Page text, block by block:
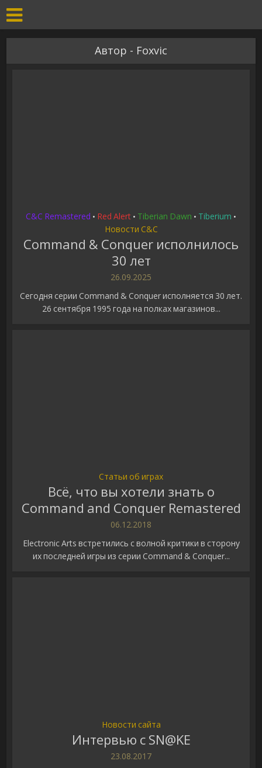
Автор - Foxvic
C&C Remastered • Red Alert • Tiberian Dawn • Tiberium •
Новости C&C
Command & Conquer исполнилось
30 лет
26.09.2025
Сегодня серии Command & Conquer исполняется 30 лет.
26 сентября 1995 года на полках магазинов...
Статьи об играх
Всё, что вы хотели знать о
Command and Conquer Remastered
06.12.2018
Electronic Arts встретились с волной критики в сторону
их последней игры из серии Command & Conquer...
Новости сайта
Интервью с SN@KE
23.08.2017